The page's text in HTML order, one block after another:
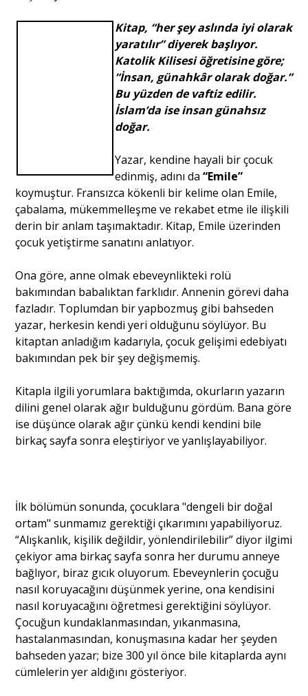
Eğitim
Dosya Haber
Ankara Analiz
Kitap, “her şey aslında iyi olarak
yaratılır” diyerek başlıyor.
Katolik Kilisesi öğretisine göre;
“İnsan, günahkâr olarak doğar.”
Bu yüzden de vaftiz edilir.
İslam’da ise insan günahsız
doğar.
Yazar, kendine hayali bir çocuk
edinmiş, adını da“Emile”
koymuştur. Fransızca kökenli bir kelime olan Emile,
çabalama, mükemmelleşme ve rekabet etme ile ilişkili
derin bir anlam taşımaktadır. Kitap, Emile üzerinden
çocuk yetiştirme sanatını anlatıyor.
Ona göre, anne olmak ebeveynlikteki rolü
bakımından babalıktan farklıdır. Annenin görevi daha
fazladır. Toplumdan bir yapbozmuş gibi bahseden
yazar, herkesin kendi yeri olduğunu söylüyor. Bu
kitaptan anladığım kadarıyla, çocuk gelişimi edebiyatı
bakımından pek bir şey değişmemiş.
Kitapla ilgili yorumlara baktığımda, okurların yazarın
dilini genel olarak ağır bulduğunu gördüm. Bana göre
ise düşünce olarak ağır çünkü kendi kendini bile
birkaç sayfa sonra eleştiriyor ve yanlışlayabiliyor.
İlk bölümün sonunda, çocuklara "dengeli bir doğal
ortam" sunmamız gerektiği çıkarımını yapabiliyoruz.
“Alışkanlık, kişilik değildir, yönlendirilebilir” diyor ilgimi
çekiyor ama birkaç sayfa sonra her durumu anneye
bağlıyor, biraz gıcık oluyorum. Ebeveynlerin çocuğu
nasıl koruyacağını düşünmek yerine, ona kendisini
nasıl koruyacağını öğretmesi gerektiğini söylüyor.
Çocuğun kundaklanmasından, yıkanmasına,
hastalanmasından, konuşmasına kadar her şeyden
bahseden yazar; bize 300 yıl önce bile kitaplarda aynı
cümlelerin yer aldığını gösteriyor.